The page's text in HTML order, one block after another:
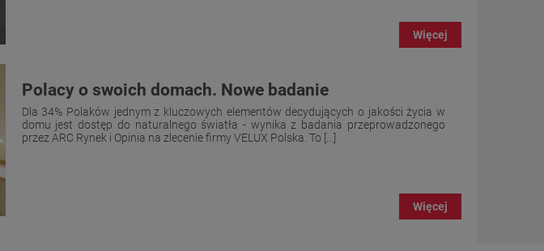
Więcej
Polacy o swoich domach. Nowe badanie
Dla 34% Polaków jednym z kluczowych elementów decydujących o jakości życia w
domu jest dostęp do naturalnego światła - wynika z badania przeprowadzonego
przez ARC Rynek i Opinia na zlecenie firmy VELUX Polska. To [...]
Więcej